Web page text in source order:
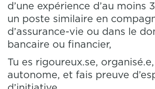
d’une expérience d’au moins
un poste similaire en
d’assurance-vie ou dans le
bancaire ou financier,
Tu es rigoureux.se,
autonome, et fais preuve